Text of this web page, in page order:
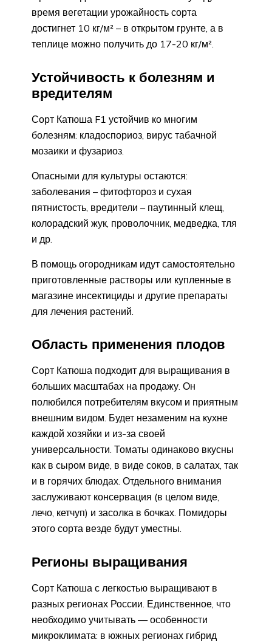
время вегетации урожайность сорта
достигнет 10 кг/м² – в открытом грунте, а в
теплице можно получить до 17-20 кг/м².
Устойчивость к болезням и
вредителям
Сорт Катюша F1 устойчив ко многим
болезням: кладоспориоз, вирус табачной
мозаики и фузариоз.
Опасными для культуры остаются:
заболевания – фитофтороз и сухая
пятнистость, вредители – паутинный клещ,
колорадский жук, проволочник, медведка, тля
и др.
В помощь огородникам идут самостоятельно
приготовленные растворы или купленные в
магазине инсектициды и другие препараты
для лечения растений.
Область применения плодов
Сорт Катюша подходит для выращивания в
больших масштабах на продажу. Он
полюбился потребителям вкусом и приятным
внешним видом. Будет незаменим на кухне
каждой хозяйки и из-за своей
универсальности. Томаты одинаково вкусны
как в сыром виде, в виде соков, в салатах, так
и в горячих блюдах. Отдельного внимания
заслуживают консервация (в целом виде,
лечо, кетчуп) и засолка в бочках. Помидоры
этого сорта везде будут уместны.
Регионы выращивания
Сорт Катюша с легкостью выращивают в
разных регионах России. Единственное, что
необходимо учитывать — особенности
микроклимата: в южных регионах гибрид